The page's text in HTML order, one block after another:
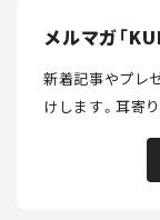
メルマガ「
新着記事やプレ
けします。耳寄